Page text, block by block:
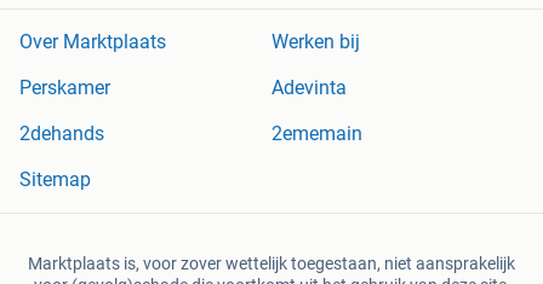
Over Marktplaats
Werken bij
Perskamer
Adevinta
2dehands
2ememain
Sitemap
Marktplaats is, voor zover wettelijk toegestaan, niet aansprakelijk